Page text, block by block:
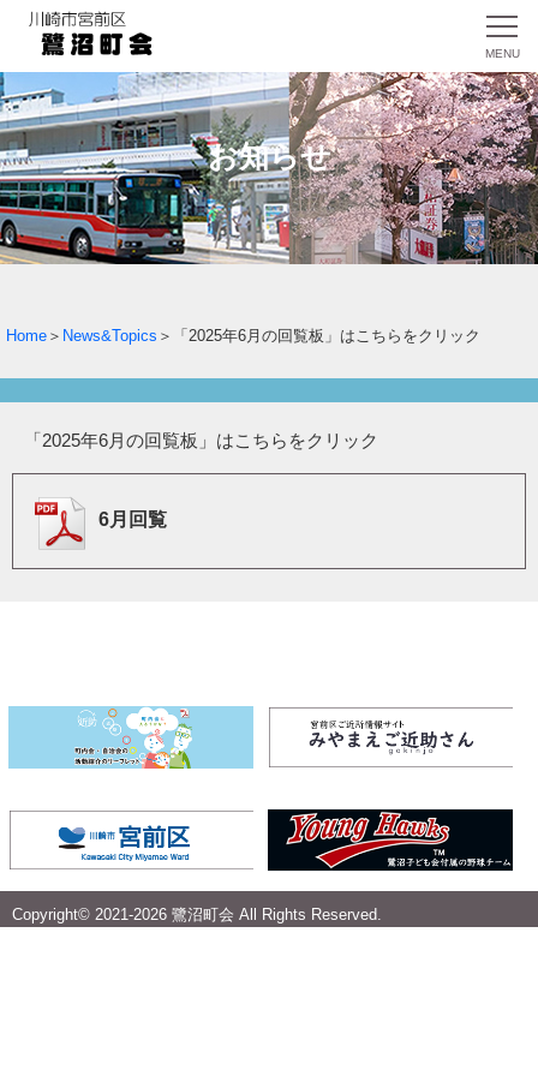
お知らせ
Home ＞ News&Topics ＞「2025年6月の回覧板」はこちらをクリック
「2025年6月の回覧板」はこちらをクリック
6月回覧
Copyright© 2021-2026 鷺沼町会 All Rights Reserved.